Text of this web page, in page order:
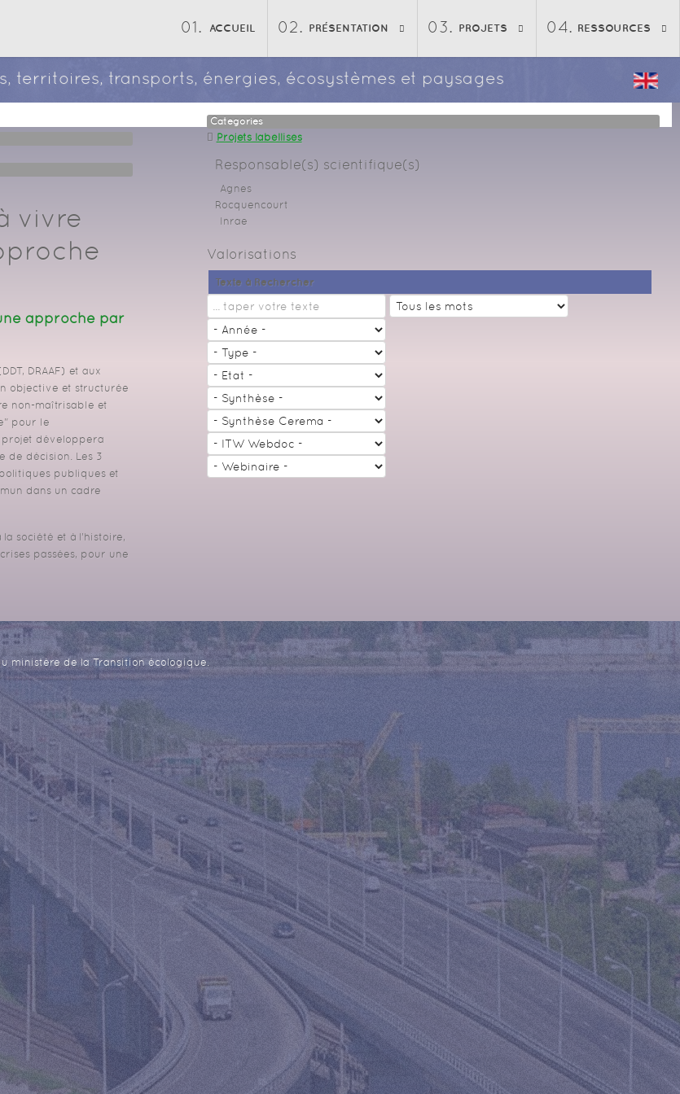
ACCUEIL PRÉSENTATION PROJETS RESSOURCES
territoires, transports, énergies, écosystèmes et paysages
vivre
approche par
DRAAF) et aux
objective et structurée
non-maîtrisable et
pour le
projet développera
de décision. Les 3
publiques et
dans un cadre
société et à l’histoire,
passées, pour une
Categories
Projets labéllisés
Responsable(s) scientifique(s)
Agnes
Rocquencourt
Inrae
Valorisations
Texte à Rechercher
ministère de la Transition écologique.